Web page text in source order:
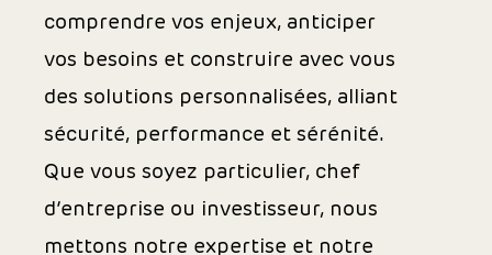
comprendre vos enjeux, anticiper
vos besoins et construire avec vous
des solutions personnalisées, alliant
sécurité, performance et sérénité.
Que vous soyez particulier, chef
d’entreprise ou investisseur, nous
mettons notre expertise et notre